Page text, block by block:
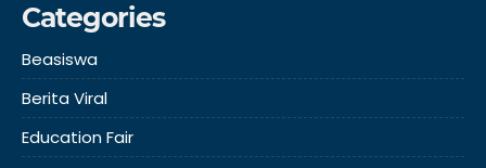
Categories
Beasiswa
Berita Viral
Education Fair